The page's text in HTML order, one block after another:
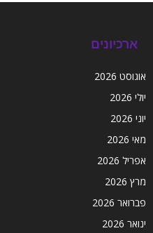
ארכיונים
אוגוסט 2026
יולי 2026
יוני 2026
מאי 2026
אפריל 2026
מרץ 2026
פברואר 2026
ינואר 2026